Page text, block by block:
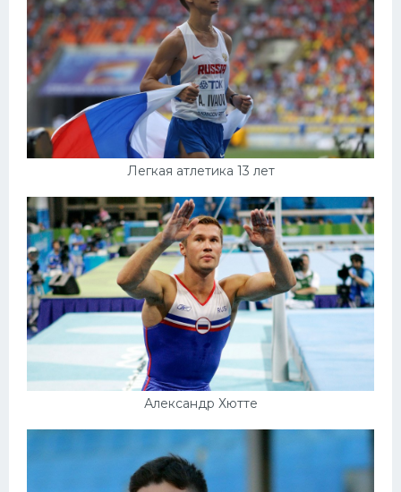
Легкая атлетика 13 лет
Александр Хютте